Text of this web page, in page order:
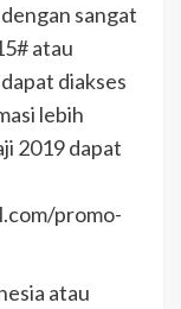
sangat
atau
diakses
lebih
2019 dapat
promo-
atau